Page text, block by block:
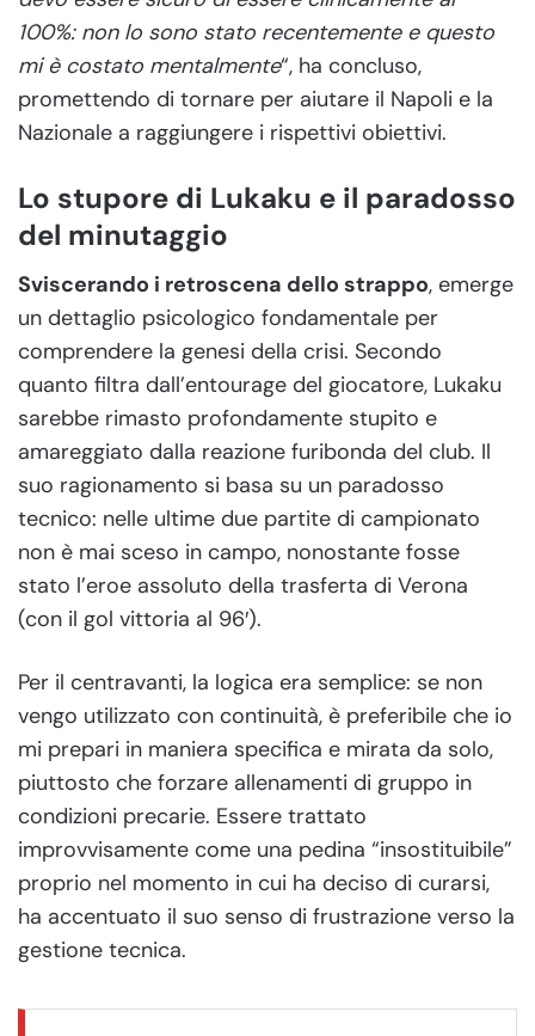
100%: non lo sono stato recentemente e questo
mi è costato mentalmente“, ha concluso,
promettendo di tornare per aiutare il Napoli e la
Nazionale a raggiungere i rispettivi obiettivi.
Lo stupore di Lukaku e il paradosso
del minutaggio
Sviscerando i retroscena dello strappo, emerge
un dettaglio psicologico fondamentale per
comprendere la genesi della crisi. Secondo
quanto filtra dall’entourage del giocatore, Lukaku
sarebbe rimasto profondamente stupito e
amareggiato dalla reazione furibonda del club. Il
suo ragionamento si basa su un paradosso
tecnico: nelle ultime due partite di campionato
non è mai sceso in campo, nonostante fosse
stato l’eroe assoluto della trasferta di Verona
(con il gol vittoria al 96′).
Per il centravanti, la logica era semplice: se non
vengo utilizzato con continuità, è preferibile che io
mi prepari in maniera specifica e mirata da solo,
piuttosto che forzare allenamenti di gruppo in
condizioni precarie. Essere trattato
improvvisamente come una pedina “insostituibile”
proprio nel momento in cui ha deciso di curarsi,
ha accentuato il suo senso di frustrazione verso la
gestione tecnica.